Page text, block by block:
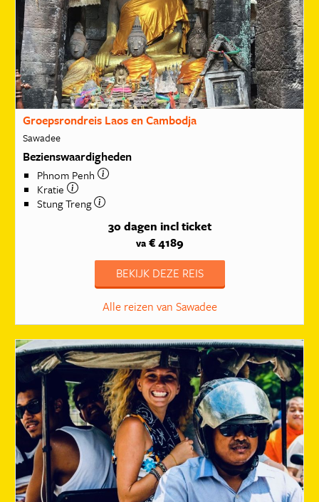
Groepsrondreis Laos en Cambodja
Sawadee
Bezienswaardigheden
Phnom Penh
Kratie
Stung Treng
30 dagen incl ticket
va€ 4189
BEKIJK DEZE REIS
Alle reizen van Sawadee